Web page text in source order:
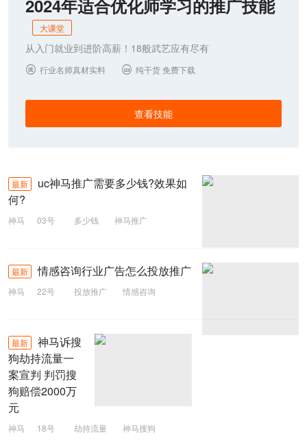
2024年适合优化师学习的推广技能
大课堂
从入门就业到进阶高薪！18般武艺应有尽有
 行业名师真材实料  纯干货 免费下载
查看技能
最新
uc神马推广需要多少钱?效果如
何?
神马 03号 多少钱
神马推广
最新 情感咨询行业广告怎么投放推广
神马 22号 投放推广 情感咨询
最新
神马诉搜
狗劫持流量一
案宣判 判罚搜
狗赔偿2000万
元
神马 18号 劫持流量 神马搜狗